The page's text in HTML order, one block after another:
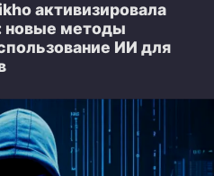
активизировала
новые методы
ИИ для